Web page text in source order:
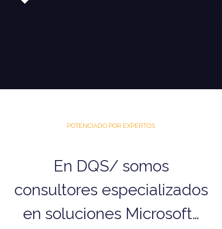
POTENCIADO POR EXPERTOS
En DQS/ somos
consultores especializados
en soluciones Microsoft…